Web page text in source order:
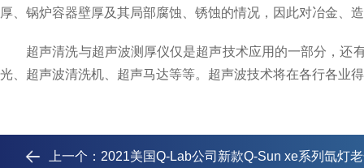
厚、锅炉容器壁厚及其局部腐蚀、锈蚀的情况，因此对冶金、
超声清洗与超声波测厚仪仅是超声技术应用的一部分，还有
光、超声波清洗机、超声马达等等。超声波技术将在各行各业
上一个： 2021美国Q-Lab公司新款Q-Sun xe系列氙灯